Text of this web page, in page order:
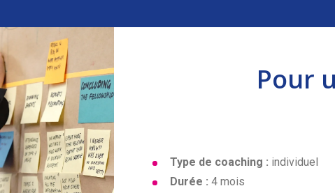
Pour
Type de coaching : individuel
Durée : 4 mois